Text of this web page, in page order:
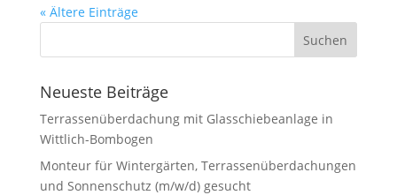
« Ältere Einträge
Neueste Beiträge
Terrassenüberdachung mit Glasschiebeanlage in
Wittlich-Bombogen
Monteur für Wintergärten, Terrassenüberdachungen
und Sonnenschutz (m/w/d) gesucht